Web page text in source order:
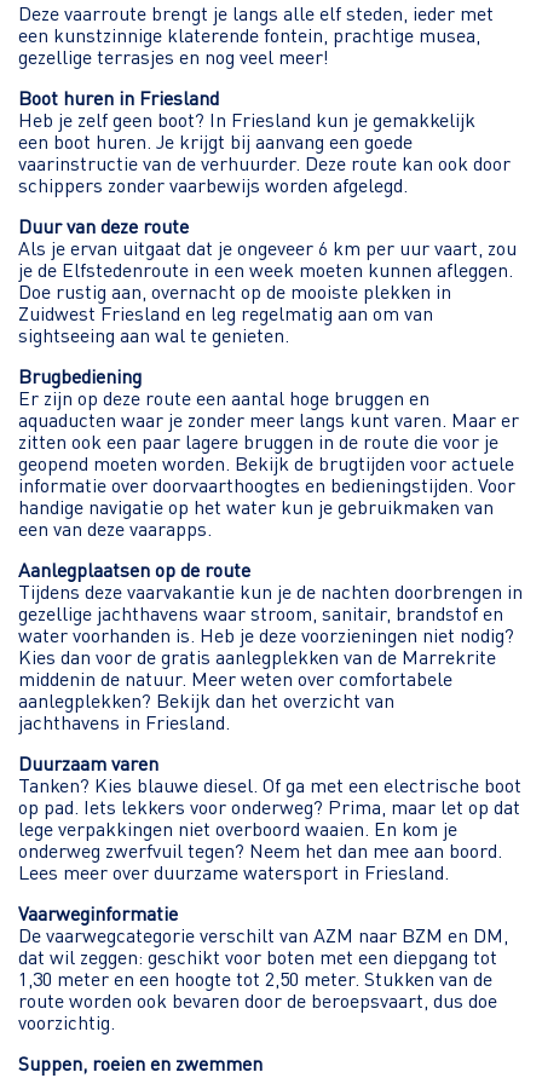
Deze vaarroute brengt je langs alle elf steden, ieder met
een kunstzinnige klaterende fontein, prachtige musea,
gezellige terrasjes en nog veel meer!
Boot huren in Friesland
Heb je zelf geen boot? In Friesland kun je gemakkelijk
een boot huren. Je krijgt bij aanvang een goede
vaarinstructie van de verhuurder. Deze route kan ook door
schippers zonder vaarbewijs worden afgelegd.
Duur van deze route
Als je ervan uitgaat dat je ongeveer 6 km per uur vaart, zou
je de Elfstedenroute in een week moeten kunnen afleggen.
Doe rustig aan, overnacht op de mooiste plekken in
Zuidwest Friesland en leg regelmatig aan om van
sightseeing aan wal te genieten.
Brugbediening
Er zijn op deze route een aantal hoge bruggen en
aquaducten waar je zonder meer langs kunt varen. Maar er
zitten ook een paar lagere bruggen in de route die voor je
geopend moeten worden. Bekijk de brugtijden voor actuele
informatie over doorvaarthoogtes en bedieningstijden. Voor
handige navigatie op het water kun je gebruikmaken van
een van deze vaarapps.
Aanlegplaatsen op de route
Tijdens deze vaarvakantie kun je de nachten doorbrengen in
gezellige jachthavens waar stroom, sanitair, brandstof en
water voorhanden is. Heb je deze voorzieningen niet nodig?
Kies dan voor de gratis aanlegplekken van de Marrekrite
middenin de natuur. Meer weten over comfortabele
aanlegplekken? Bekijk dan het overzicht van
jachthavens in Friesland.
Duurzaam varen
Tanken? Kies blauwe diesel. Of ga met een electrische boot
op pad. Iets lekkers voor onderweg? Prima, maar let op dat
lege verpakkingen niet overboord waaien. En kom je
onderweg zwerfvuil tegen? Neem het dan mee aan boord.
Lees meer over duurzame watersport in Friesland.
Vaarweginformatie
De vaarwegcategorie verschilt van AZM naar BZM en DM,
dat wil zeggen: geschikt voor boten met een diepgang tot
1,30 meter en een hoogte tot 2,50 meter. Stukken van de
route worden ook bevaren door de beroepsvaart, dus doe
voorzichtig.
Suppen, roeien en zwemmen